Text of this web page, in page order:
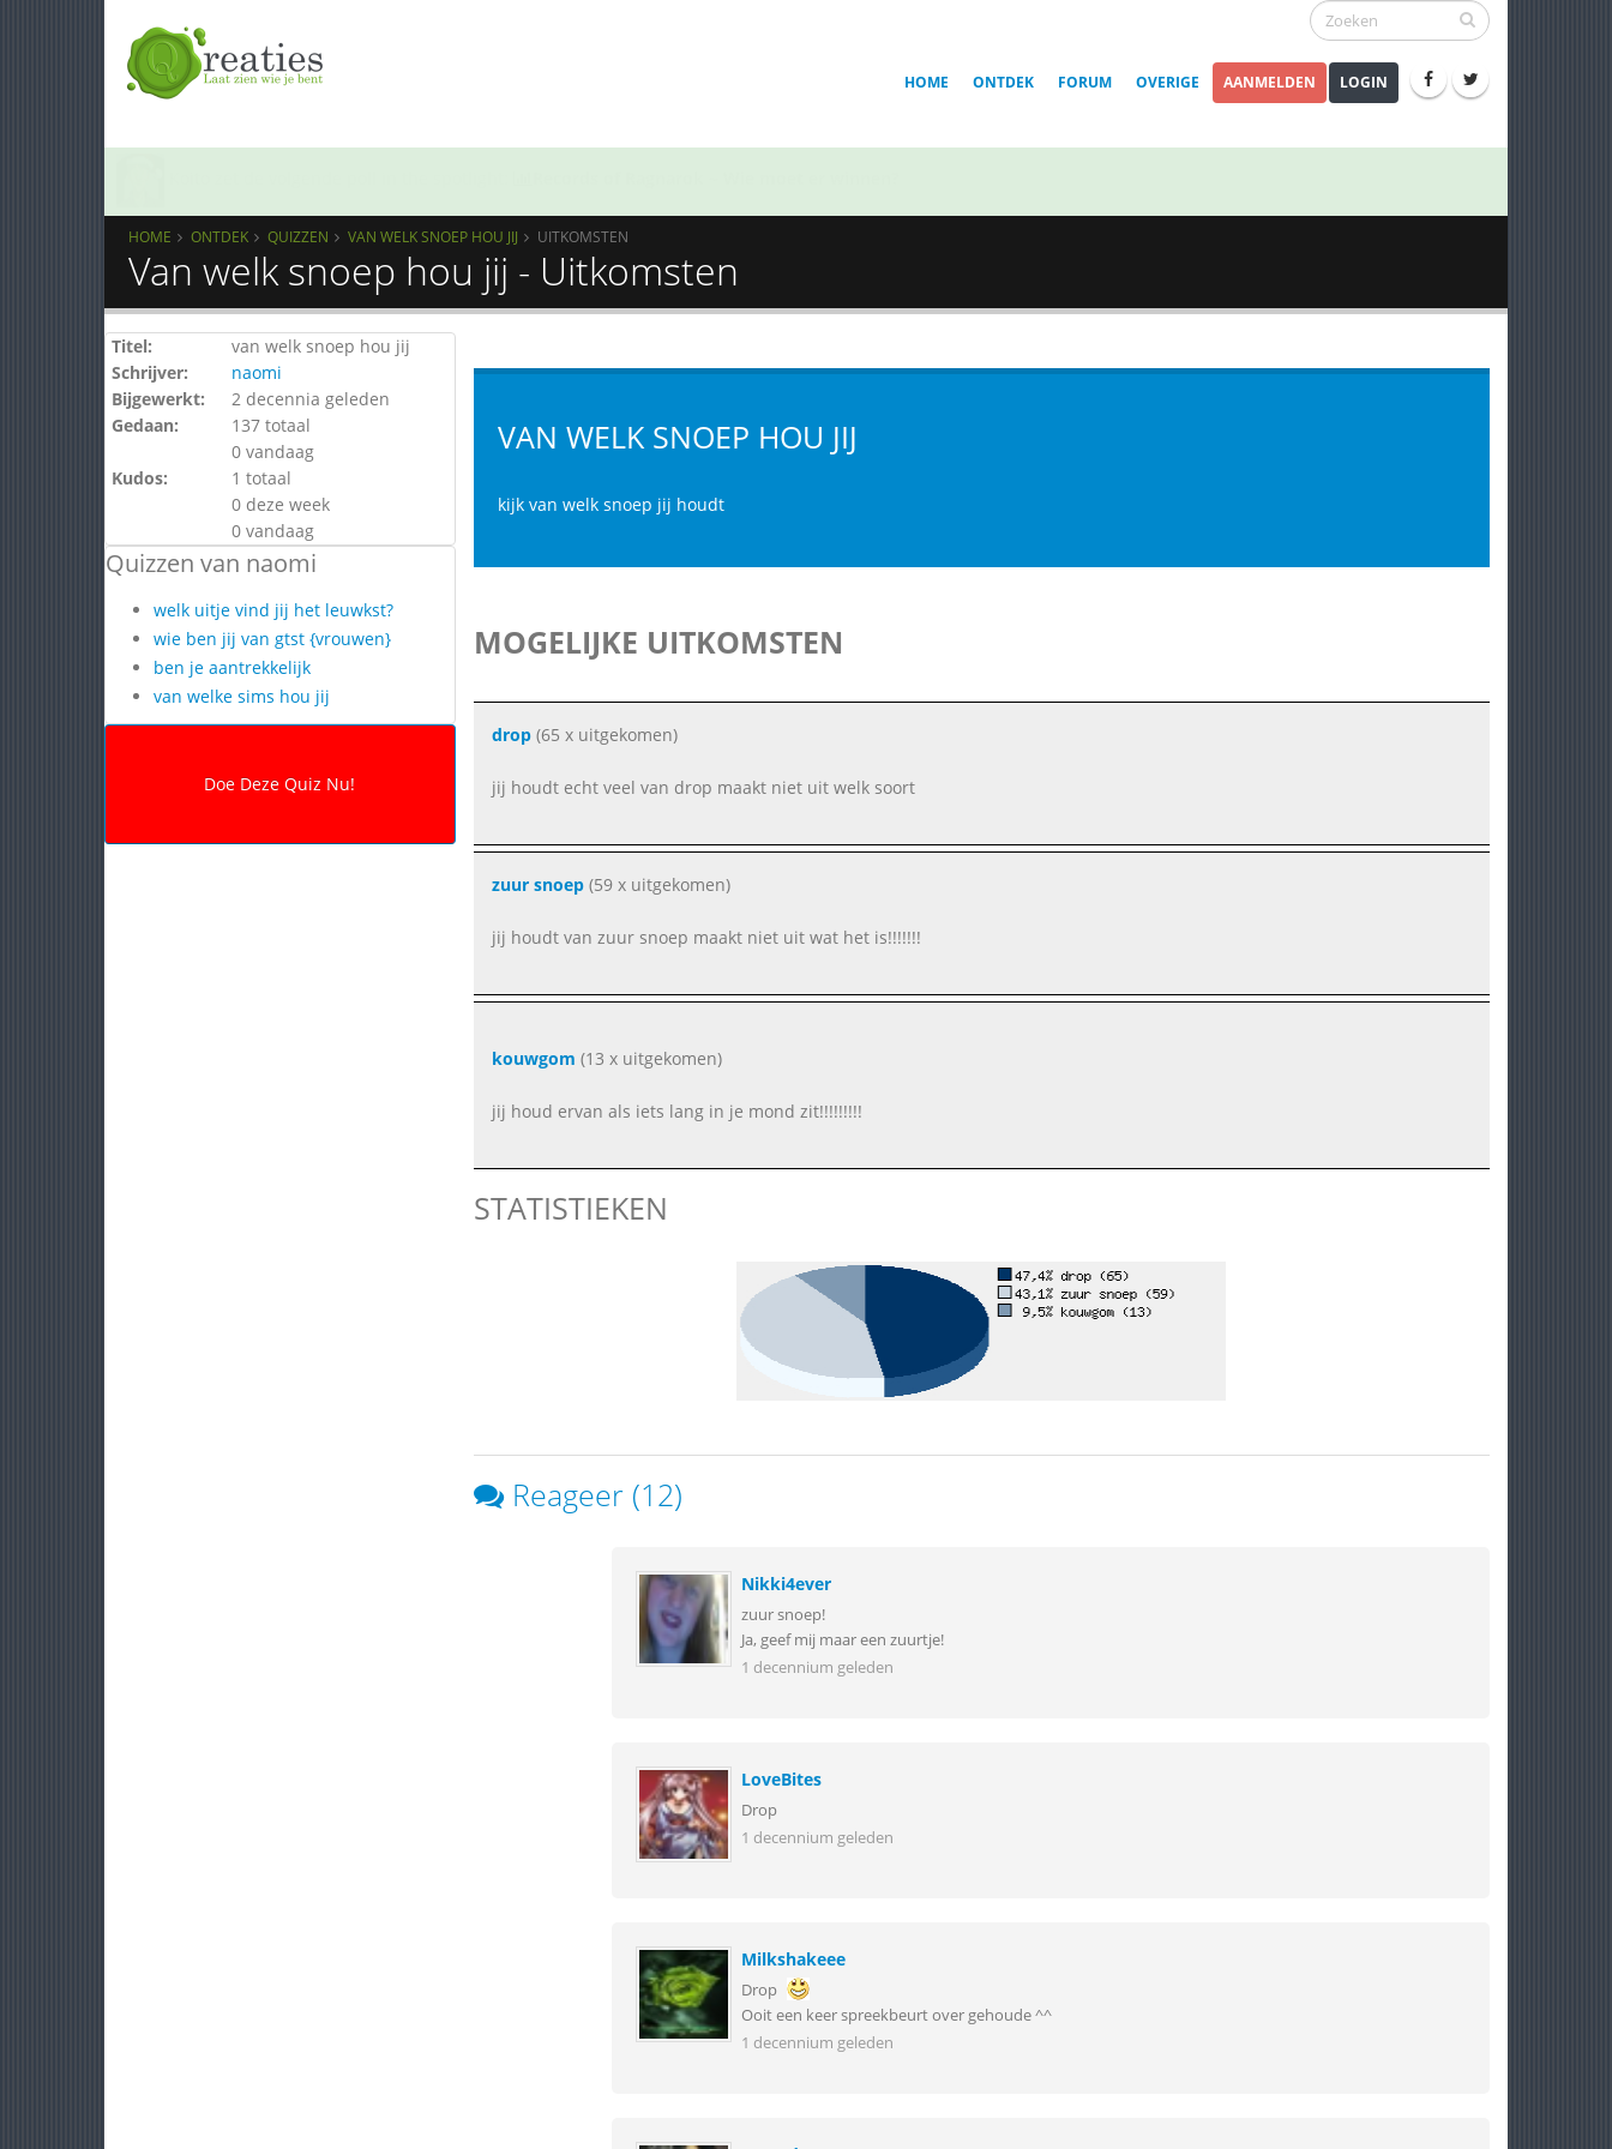
HOME ONTDEK FORUM OVERIGE AANMELDEN LOGIN
HOME ONTDEK QUIZZEN VAN WELK SNOEP HOU JIJ UITKOMSTEN
Van welk snoep hou jij - Uitkomsten
Titel:
van welk snoep hou jij
Schrijver:
naomi
Bijgewerkt:
2 decennia geleden
Gedaan:
137 totaal
0 vandaag
Kudos:
1 totaal
0 deze week
0 vandaag
Quizzen van naomi
welk uitje vind jij het leuwkst?
wie ben jij van gtst {vrouwen}
ben je aantrekkelijk
van welke sims hou jij
VAN WELK SNOEP HOU JIJ
kijk van welk snoep jij houdt
MOGELIJKE UITKOMSTEN
drop(65 x uitgekomen)
jij houdt echt veel van drop maakt niet uit welk soort
zuur snoep(59 x uitgekomen)
jij houdt van zuur snoep maakt niet uit wat het is!!!!!!!
kouwgom (13 x uitgekomen)
jij houd ervan als iets lang in je mond zit!!!!!!!!!
STATISTIEKEN
Reageer (12)
Nikki4ever
zuur snoep!
Ja, geef mij maar een zuurtje!
1 decennium geleden
LoveBites
Drop
1 decennium geleden
Milkshakeee
Drop
Ooit een keer spreekbeurt over gehoude ^^
1 decennium geleden